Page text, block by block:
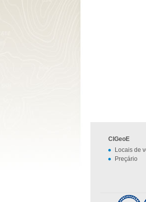
CIGeoE
Locais de
Preçário